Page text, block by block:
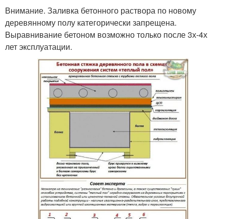
Внимание. Заливка бетонного раствора по новому
деревянному полу категорически запрещена.
Выравнивание бетоном возможно только после 3х-4х
лет эксплуатации.